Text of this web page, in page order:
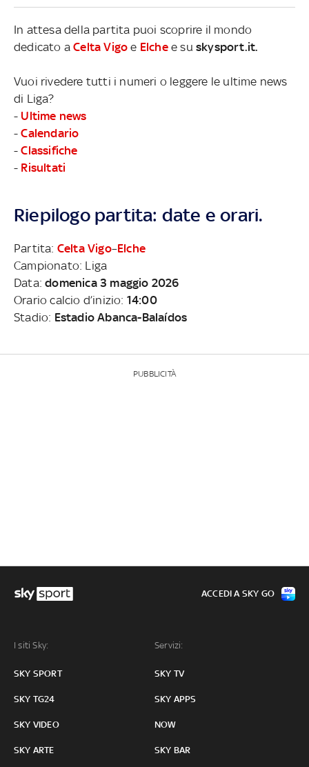
In attesa della partita puoi scoprire il mondo
dedicato aCelta Vigo e Elchee suskysport.it.
Vuoi rivedere tutti i numeri o leggere le ultime news
di Liga?
- Ultime news
-Calendario
-Classifiche
- Risultati
Riepilogo partita: date e orari.
Partita: Celta Vigo–Elche
Campionato: Liga
Data:domenica 3 maggio 2026
Orario calcio d’inizio: 14:00
Stadio: Estadio Abanca-Balaídos
PUBBLICITÀ
I siti Sky:
SKY SPORT
SKY TG24
SKY VIDEO
SKY ARTE
Servizi:
SKY TV
SKY APPS
NOW
SKY BAR
ACCEDI A SKY GO